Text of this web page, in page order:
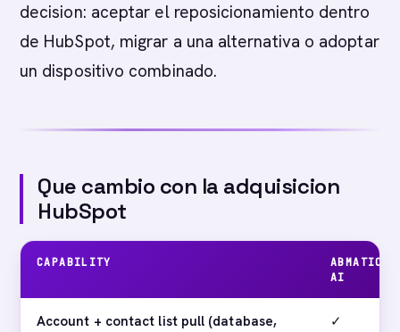
decision: aceptar el reposicionamiento dentro
de HubSpot, migrar a una alternativa o adoptar
un dispositivo combinado.
Que cambio con la adquisicion
HubSpot
CAPABILITY
ABMATIC
AI
Account + contact list pull (database,
✓